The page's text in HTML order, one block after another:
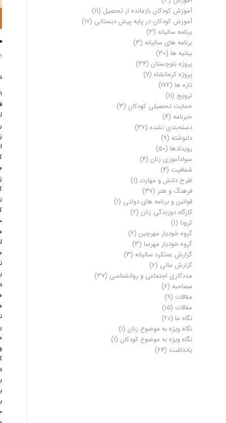
9 فوریه 2025
آموزش کودکان بازمانده از تحصیل (11)
آموزش کودکان در پایه پیش دبستانی (17)
برنامه سالیانه (3)
برنامه های سالیانه (3)
بیانیه ها (30)
پروژه بلوچستان (34)
پروژه کرمانشاه (7)
تازه ها (172)
ترویج (11)
حمایت تحصیلی کودکان (3)
خبرنامه (4)
دسته‌بندی نشده (36)
دلنوشته (9)
رویدادها (50)
سوادآموزی زنان (4)
شفافیت (4)
ظرح دانش و مهارت (1)
فرهنگ و هنر (37)
قوانین و برنامه های دولتی (1)
کارگاه دوزندگی زنان (2)
کرونا (1)
گروه خودیار مهرچین (2)
گروه خودیار مهرسا (3)
گزارش عملکرد سالیانه (3)
گزارش مالی (6)
مددکاری اجتماعی و روانشناسی (37)
مصاحبه (6)
مقالات (9)
مقالات (15)
نگاه ما (20)
نگاه ویژه به موضوع زنان (1)
نگاه ویژه به موضوع کودکان (1)
یادداشت (64)